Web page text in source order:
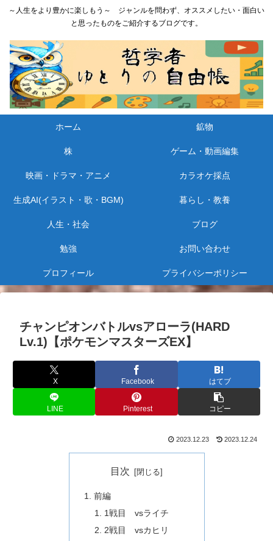
～人生をより豊かに楽しもう～ ジャンルを問わず、オススメしたい・面白い
と思ったものをご紹介するブログです。
ホーム 鉱物
株 ゲーム・動画編集
映画・ドラマ・アニメ カラオケ採点
生成AI(イラスト・歌・BGM) 暮らし・教養
人生・社会 ブログ
勉強 お問い合わせ
プロフィール プライバシーポリシー
チャンピオンバトルvsアローラ(HARD
Lv.1)【ポケモンマスターズEX】
X Facebook はてブ
LINE Pinterest コピー
2023.12.23 2023.12.24
目次
前編
1戦目 vsライチ
2戦目 vsカヒリ